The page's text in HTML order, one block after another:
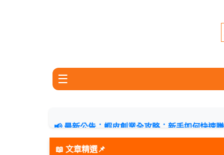
☰
📝 【蝦皮電商成功賣家教學課程】— 你的財務
📖 文章精選📌